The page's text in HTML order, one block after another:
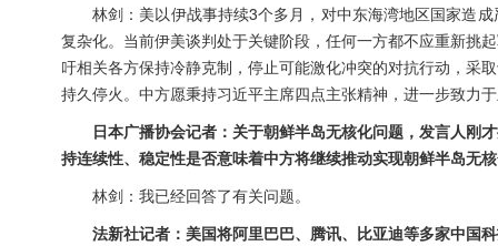
林剑：美以伊战事持续3个多月，对中东海湾地区国家造
复杂化。当前伊美谈判处于关键阶段，任何一方都不应重新挑
吁相关各方保持冷静克制，停止可能激化冲突的对抗行动，采
持久停火。中方愿秉持习近平主席四点主张精神，进一步致力
日本广播协会记者：关于朝鲜半岛无核化问题，发言人刚
持连续性、稳定性是否意味着中方将继续推动实现朝鲜半岛无
林剑：我已经回答了有关问题。
法新社记者：美国将阿里巴巴、腾讯、比亚迪等多家中国